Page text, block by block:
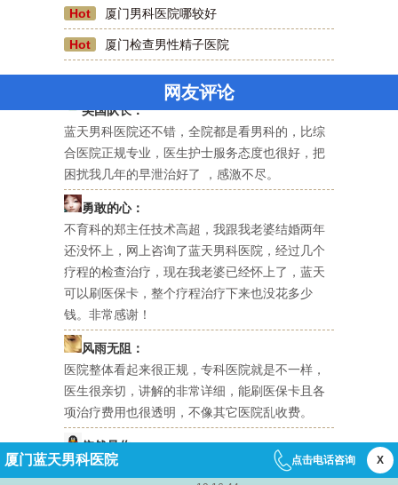
Hot 厦门男科医院哪较好
Hot 厦门检查男性精子医院
网友评论
咫尺天涯
前几天去了厦门蓝天男科医院割包皮，现在已经
好的差不多了，刷医保卡费用也不贵，好评一
个。
蓝天男科医院还不错，全院都是看男科的，比综
合医院正规专业，医生护士服务态度也很好，把
困扰我几年的早泄治好了 ，感激不尽。
勇敢的心：
不育科的郑主任技术高超，我跟我老婆结婚两年
还没怀上，网上咨询了蓝天男科医院，经过几个
疗程的检查治疗，现在我老婆已经怀上了，蓝天
可以刷医保卡，整个疗程治疗下来也没花多少
钱。非常感谢！
风雨无阻：
医院整体看起来很正规，专科医院就是不一样，
医生很亲切，讲解的非常详细，能刷医保卡且各
项治疗费用也很透明，不像其它医院乱收费。
依然是你：
一夜风流后，下体不舒服，很担心染上性病，经
厦门蓝天男科医院 X
点击电话咨询